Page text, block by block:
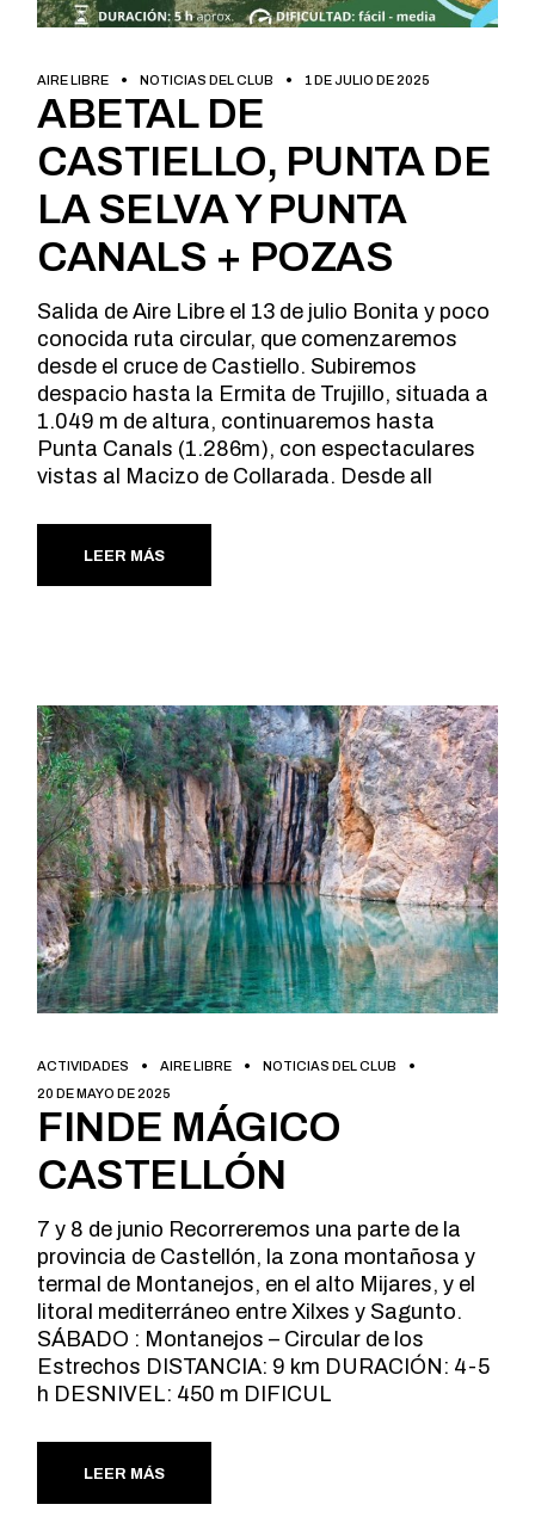
AIRE LIBRE NOTICIAS DEL CLUB 1 DE JULIO DE 2025
ABETAL DE
CASTIELLO, PUNTA DE
LA SELVA Y PUNTA
CANALS + POZAS
Salida de Aire Libre el 13 de julio Bonita y poco
conocida ruta circular, que comenzaremos
desde el cruce de Castiello. Subiremos
despacio hasta la Ermita de Trujillo, situada a
1.049 m de altura, continuaremos hasta
Punta Canals (1.286m), con espectaculares
vistas al Macizo de Collarada. Desde all
LEER MÁS
ACTIVIDADES AIRE LIBRE
NOTICIAS DEL CLUB
20 DE MAYO DE 2025
FINDE MÁGICO
CASTELLÓN
7 y 8 de junio Recorreremos una parte de la
provincia de Castellón, la zona montañosa y
termal de Montanejos, en el alto Mijares, y el
litoral mediterráneo entre Xilxes y Sagunto.
SÁBADO : Montanejos – Circular de los
Estrechos DISTANCIA: 9 km DURACIÓN: 4-5
h DESNIVEL: 450 m DIFICUL
LEER MÁS